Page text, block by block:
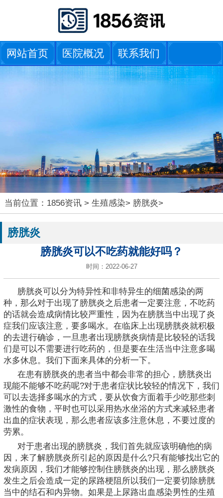
网站首页 医院概况 联系我们
当前位置： 1856资讯> 生殖感染> 膀胱炎>
膀胱炎
膀胱炎可以不吃药就能好吗？
时间：2022-06-27
膀胱炎可以分为特异性和非特异生的细菌感染的两
种，那么对于出现了膀胱炎之后患者一定要注意，不吃药
的话就会造成病情比较严重性，因为在膀胱当中出现了炎
症我们应该注意，要多喝水。在临床上出现膀胱炎就积极
的去进行确诊，一旦患者出现膀胱炎病情是比较轻的话我
们是可以不需要进行吃药的，但是要在生活当中注意多喝
水多休息。我们下面来具体的分析一下。
在患有膀胱炎的患者当中都会非常的担心，膀胱炎出
现能不能够不吃药呢?对于患者症状比较轻的情况下，我们
可以去选择多喝水的方式，要从饮食方面着手少吃那些刺
激性的食物，平时也可以采用热水坐浴的方式来减轻患者
出血的症状表现，那么患者应该多注意休息，不要过度的
劳累。
对于患者出现的膀胱炎，我们首先就应该明确他的病
因，来了解膀胱炎所引起的原因是什么?只有能够找出它的
发病原因，我们才能够控制住膀胱炎的出现，那么膀胱炎
发生之后会造成一定的尿路梗阻所以我们一定要切除膀胱
当中的结石和内异物。如果是上尿路出血感染男性的生殖